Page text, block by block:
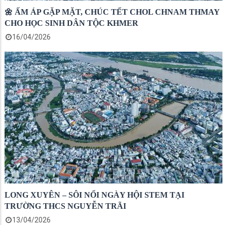
🌼 ẤM ÁP GẶP MẶT, CHÚC TẾT CHOL CHNAM THMAY
CHO HỌC SINH DÂN TỘC KHMER
16/04/2026
LONG XUYÊN – SÔI NỔI NGÀY HỘI STEM TẠI
TRƯỜNG THCS NGUYỄN TRÃI
13/04/2026